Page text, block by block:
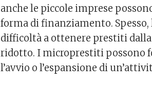
anche le piccole imprese
forma di finanziamento.
difficoltà a ottenere prestiti dalla
ridotto. I microprestiti possono
l’avvio o l’espansione di